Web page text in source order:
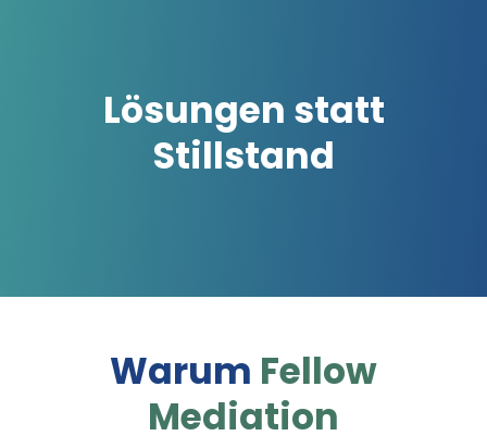
Lösungen statt
Stillstand
Warum Fellow
Mediation